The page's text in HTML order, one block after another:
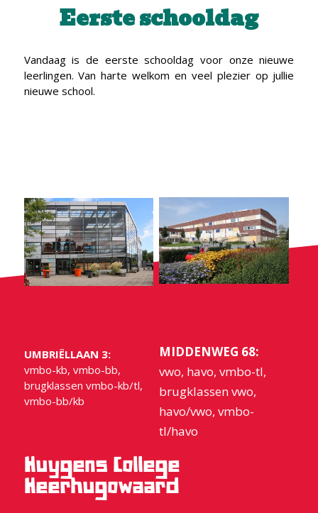
Eerste schooldag
Vandaag is de eerste schooldag voor onze nieuwe
leerlingen. Van harte welkom en veel plezier op jullie
nieuwe school.
UMBRIËLLAAN 3:
vmbo-kb, vmbo-bb,
brugklassen vmbo-kb/tl,
vmbo-bb/kb
MIDDENWEG 68:
vwo, havo, vmbo-tl,
brugklassen vwo,
havo/vwo, vmbo-
tl/havo
Huygens College
Heerhugowaard